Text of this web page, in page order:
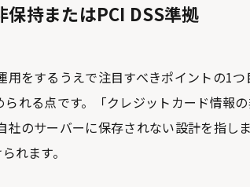
保持またはPCI DSS準拠
用をするうえで注目すべきポイントの1
られる点です。「クレジットカード情報
社のサーバーに保存されない設計を指し
れます。